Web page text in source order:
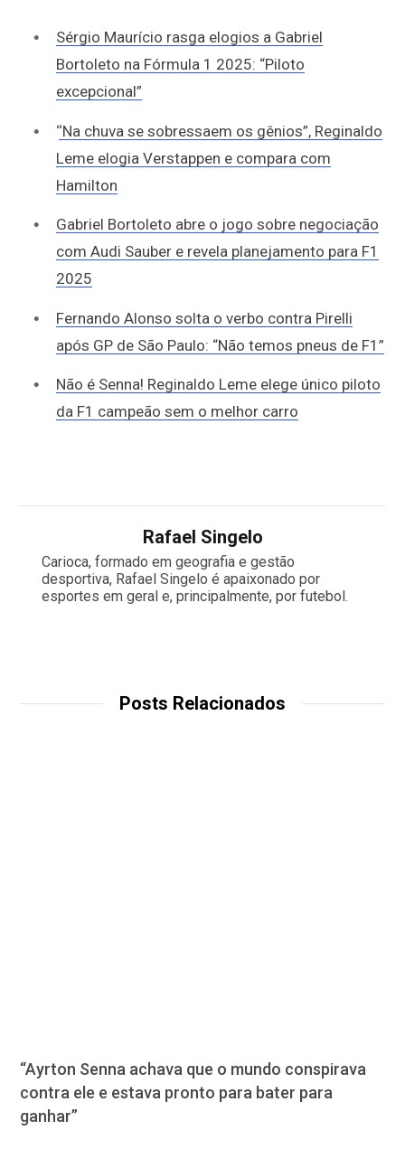
Sérgio Maurício rasga elogios a Gabriel
Bortoleto na Fórmula 1 2025: “Piloto
excepcional”
‘‘Na chuva se sobressaem os gênios”, Reginaldo
Leme elogia Verstappen e compara com
Hamilton
Gabriel Bortoleto abre o jogo sobre negociação
com Audi Sauber e revela planejamento para F1
2025
Fernando Alonso solta o verbo contra Pirelli
após GP de São Paulo: “Não temos pneus de F1”
Não é Senna! Reginaldo Leme elege único piloto
da F1 campeão sem o melhor carro
Rafael Singelo
Carioca, formado em geografia e gestão
desportiva, Rafael Singelo é apaixonado por
esportes em geral e, principalmente, por futebol.
Posts Relacionados
“Ayrton Senna achava que o mundo conspirava
contra ele e estava pronto para bater para
ganhar”